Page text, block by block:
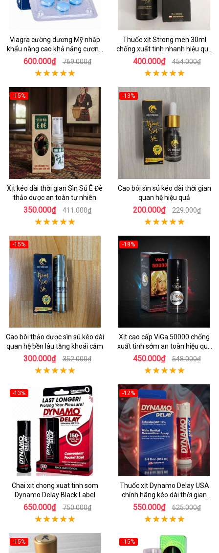
Viagra cường dương Mỹ nhập
khẩu nâng cao khả năng cương
cứng
600.000₫ 769.000₫
Thuốc xịt Strong men 30ml
chống xuất tinh nhanh hiệu quả
Ba Lan
400.000₫ 454.000₫
-15%
Xịt kéo dài thời gian Sìn Sú Ê Đê
thảo dược an toàn tự nhiên
350.000₫ 411.000₫
-13%
Cao bôi sìn sú kéo dài thời gian
quan hệ hiệu quả
200.000₫ 229.000₫
-15%
Cao bôi thảo dược sìn sú kéo dài
quan hệ bền lâu tăng khoái cảm
300.000₫ 352.000₫
-18%
Xịt cao cấp ViGa 50000 chống
xuất tinh sớm an toàn hiệu quả
nhanh
450.000₫ 548.000₫
-13%
Chai xit chong xuat tinh som
Dynamo Delay Black Label
650.000₫ 750.000₫
-12%
Thuốc xịt Dynamo Delay USA
chính hãng kéo dài thời gian
quan hệ
550.000₫ 625.000₫
-15% -15%